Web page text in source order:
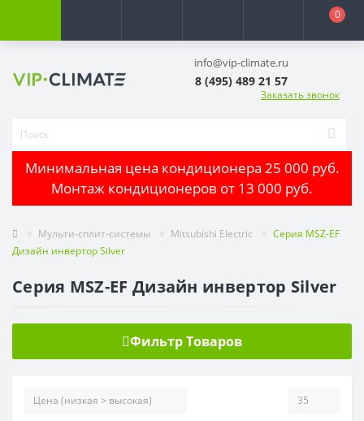
0
info@vip-climate.ru
8 (495) 489 21 57
Заказать звонок
Минимальная цена кондиционера 25 000 руб.
Монтаж кондиционеров от 13 000 руб.
Мульти-сплит-системы Mitsubishi Electric
Серия MSZ-EF
Дизайн инвертор Silver
Серия MSZ-EF Дизайн инвертор Silver
Фильтр Товаров